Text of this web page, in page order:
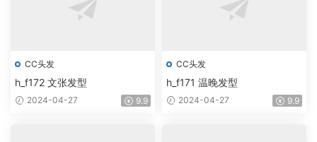
CC头发
h_f172 文张发型
2024-04-27 9.9
CC头发
h_f171 温晚发型
2024-04-27 9.9